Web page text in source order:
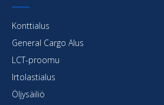
Konttialus
General Cargo Alus
LCT-proomu
Irtolastialus
Öljysäiliö